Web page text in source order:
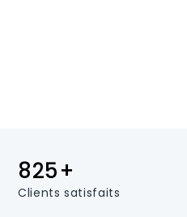
825+
Clients satisfaits